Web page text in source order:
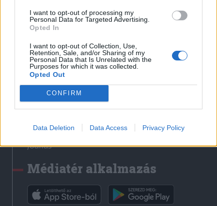
I want to opt-out of processing my
Personal Data for Targeted Advertising.
Opted In
I want to opt-out of Collection, Use,
Retention, Sale, and/or Sharing of my
Personal Data that Is Unrelated with the
Purposes for which it was collected.
Opted Out
CONFIRM
Data Deletion Data Access Privacy Policy
Médiatér
Liget
Krónika
Bihari Napló
Erdélyi Napló
Főtér
Rádió GaGa
Jóállás
Médiatér alkalmazás